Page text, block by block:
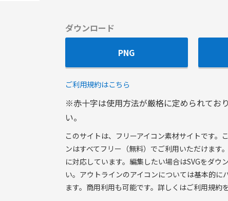
ダウンロード
PNG
ご利用規約はこちら
※赤十字は使用方法が厳格に定められてお
い。
このサイトは、フリーアイコン素材サイトです。
ンはすべてフリー（無料）でご利用いただけます
に対応しています。編集したい場合はSVGをダウ
い。アウトラインのアイコンについては基本的に
ます。商用利用も可能です。詳しくはご利用規約